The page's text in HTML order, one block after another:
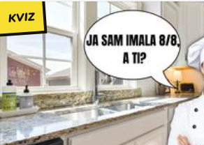
KVIZ